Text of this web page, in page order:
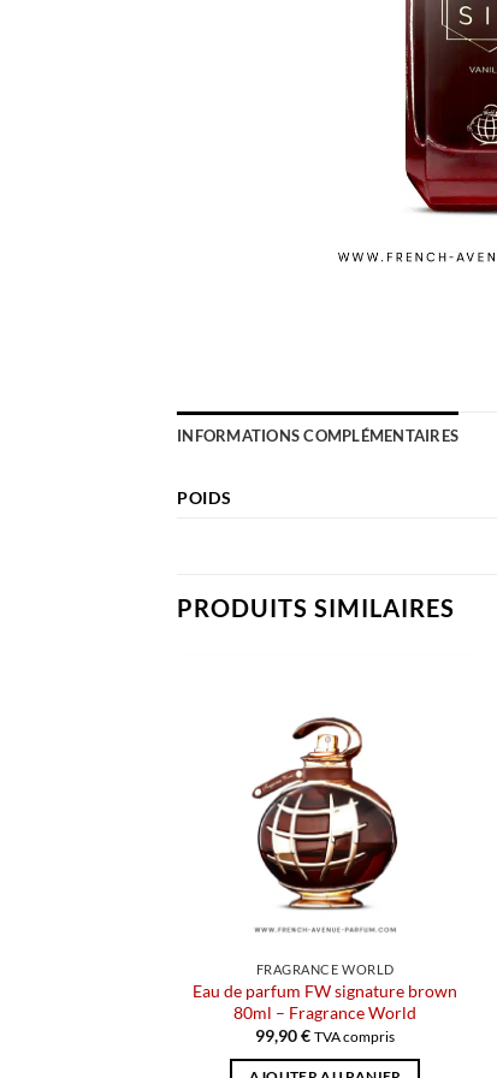
INFORMATIONS COMPLÉMENTAIRES
POIDS
PRODUITS SIMILAIRES
FRAGRANCE WORLD
Eau de parfum FW signature brown
80ml – Fragrance World
99,90€ TVA compris